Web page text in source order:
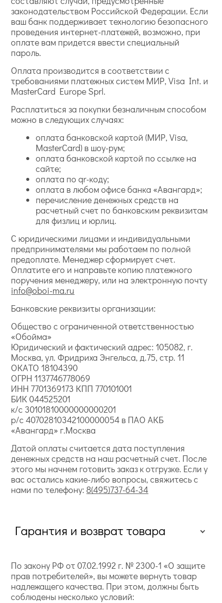
законодательством Российской Федерации. Если
ваш банк поддерживает технологию безопасного
проведения интернет-платежей, возможно, при
оплате вам придется ввести специальный
пароль.
Оплата производится в соответствии с
требованиями платежных систем МИР, Visa Int. и
MasterCard Europe Sprl.
Расплатиться за покупки безналичным способом
можно в следующих случаях:
оплата банковской картой (МИР, Visa,
MasterCard) в шоу-рум;
оплата банковской картой по ссылке на
сайте;
оплата по qr-коду;
оплата в любом офисе банка «Авангард»;
перечисление денежных средств на
расчетный счет по банковским реквизитам
для физлиц и юрлиц.
С юридическими лицами и индивидуальными
предпринимателями мы работаем по полной
предоплате. Менеджер сформирует счет.
Оплатите его и направьте копию платежного
поручения менеджеру, или на электронную почту
info@oboi-ma.ru
Банковские реквизиты организации:
Общество с ограниченной ответственностью
«Обойма»
Юридический и фактический адрес: 105082, г.
Москва, ул. Фридриха Энгельса, д.75, стр. 11
ОКАТО 18104390
ОГРН 1137746778069
ИНН 7701369173 КПП 770101001
БИК 044525201
к/с 30101810000000000201
р/с 40702810342100000054 в ПАО АКБ
«Авангард» г.Москва
Датой оплаты считается дата поступления
денежных средств на наш расчетный счет. После
этого мы начнем готовить заказ к отгрузке. Если у
вас остались какие-либо вопросы, свяжитесь с
нами по телефону: 8(495)737-64-34
Гарантия и возврат товара
По закону РФ от 07.02.1992 г. № 2300-1 «О защите
прав потребителей», вы можете вернуть товар
надлежащего качества. При этом, должны быть
соблюдены несколько условий: